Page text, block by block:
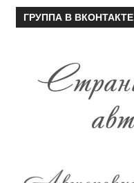
ГРУППА В ВКОНТАКТЕ